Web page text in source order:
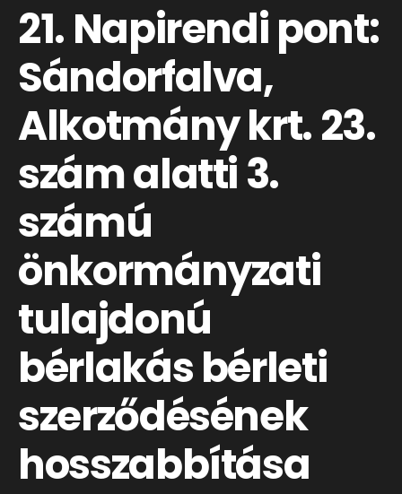
21. Napirendi pont:
Sándorfalva,
Alkotmány krt. 23.
szám alatti 3.
számú
önkormányzati
tulajdonú
bérlakás bérleti
szerződésének
hosszabbítása